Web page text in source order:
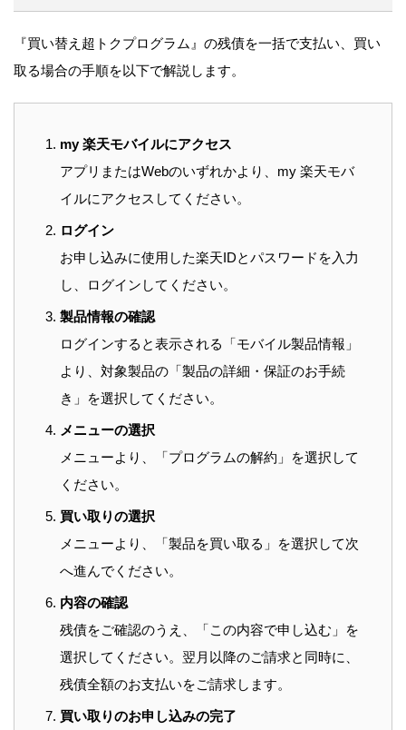
『買い替え超トクプログラム』の残債を一括で支払い、買い
取る場合の手順を以下で解説します。
my 楽天モバイルにアクセス
アプリまたはWebのいずれかより、my 楽天モバ
イルにアクセスしてください。
ログイン
お申し込みに使用した楽天IDとパスワードを入力
し、ログインしてください。
製品情報の確認
ログインすると表示される「モバイル製品情報」
より、対象製品の「製品の詳細・保証のお手続
き」を選択してください。
メニューの選択
メニューより、「プログラムの解約」を選択して
ください。
買い取りの選択
メニューより、「製品を買い取る」を選択して次
へ進んでください。
内容の確認
残債をご確認のうえ、「この内容で申し込む」を
選択してください。翌月以降のご請求と同時に、
残債全額のお支払いをご請求します。
買い取りのお申し込みの完了